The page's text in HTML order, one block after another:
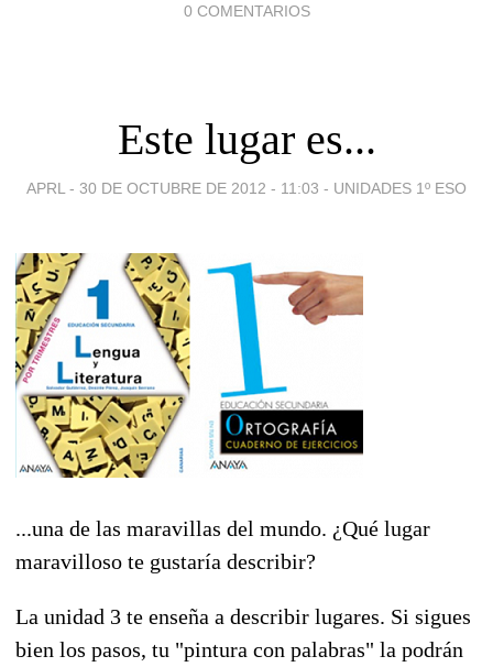
0 COMENTARIOS
Este lugar es...
APRL - 30 DE OCTUBRE DE 2012 - 11:03 - UNIDADES 1º ESO
...una de las maravillas del mundo. ¿Qué lugar
maravilloso te gustaría describir?
La unidad 3 te enseña a describir lugares. Si sigues
bien los pasos, tu "pintura con palabras" la podrán